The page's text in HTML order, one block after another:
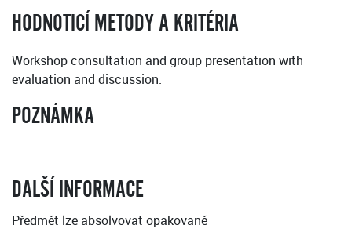
HODNOTICÍ METODY A KRITÉRIA
Workshop consultation and group presentation with
evaluation and discussion.
POZNÁMKA
-
DALŠÍ INFORMACE
Předmět lze absolvovat opakovaně